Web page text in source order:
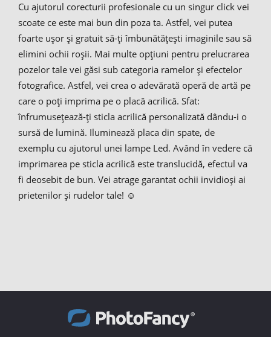
Cu ajutorul corecturii profesionale cu un singur click vei
scoate ce este mai bun din poza ta. Astfel, vei putea
foarte ușor și gratuit să-ți îmbunătățești imaginile sau să
elimini ochii roșii. Mai multe opțiuni pentru prelucrarea
pozelor tale vei găsi sub categoria ramelor și efectelor
fotografice. Astfel, vei crea o adevărată operă de artă pe
care o poți imprima pe o placă acrilică. Sfat:
înfrumusețează-ți sticla acrilică personalizată dându-i o
sursă de lumină. Iluminează placa din spate, de
exemplu cu ajutorul unei lampe Led. Având în vedere că
imprimarea pe sticla acrilică este translucidă, efectul va
fi deosebit de bun. Vei atrage garantat ochii invidioși ai
prietenilor și rudelor tale! ☺